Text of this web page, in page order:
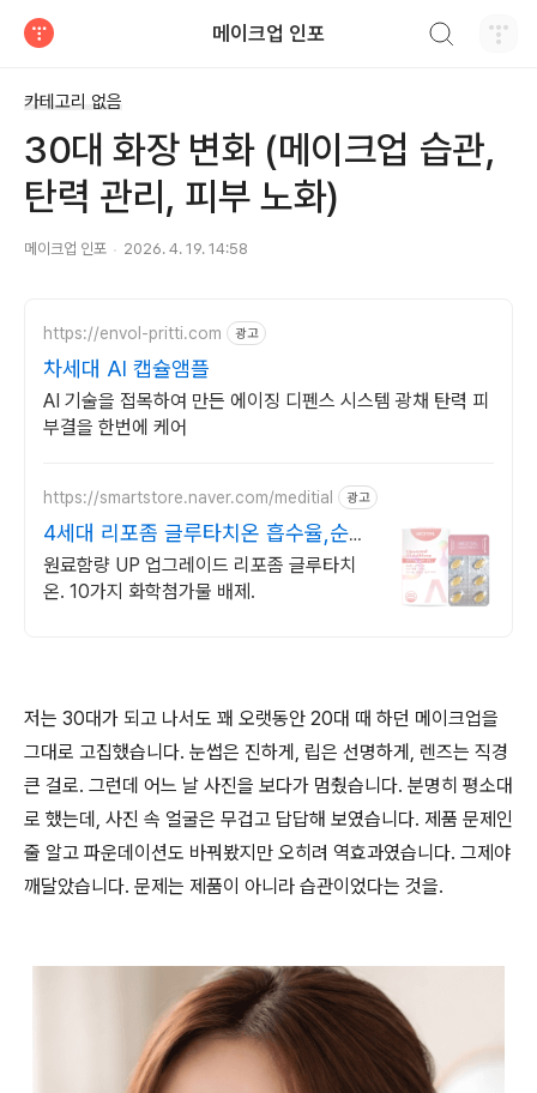
메이크업 인포
카테고리 없음
30대 화장 변화 (메이크업 습관,
탄력 관리, 피부 노화)
메이크업 인포 2026. 4. 19. 14:58
https://envol-pritti.com 광고
차세대 AI 캡슐앰플
AI 기술을 접목하여 만든 에이징 디펜스 시스템 광채 탄력 피
부결을 한번에 케어
https://smartstore.naver.com/meditial 광고
4세대 리포좀 글루타치온 흡수율,순도
높은 글루타치온
원료함량 UP 업그레이드 리포좀 글루타치
온. 10가지 화학첨가물 배제.
저는 30대가 되고 나서도 꽤 오랫동안 20대 때 하던 메이크업을
그대로 고집했습니다. 눈썹은 진하게, 립은 선명하게, 렌즈는 직경
큰 걸로. 그런데 어느 날 사진을 보다가 멈췄습니다. 분명히 평소대
로 했는데, 사진 속 얼굴은 무겁고 답답해 보였습니다. 제품 문제인
줄 알고 파운데이션도 바꿔봤지만 오히려 역효과였습니다. 그제야
깨달았습니다. 문제는 제품이 아니라 습관이었다는 것을.